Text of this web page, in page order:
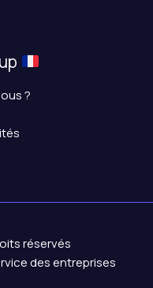
?
réservés
des entreprises